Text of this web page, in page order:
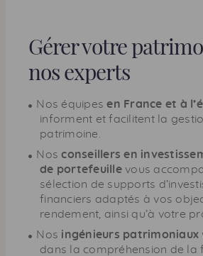
t
e
g
e
Gérer votre
nos experts
Nos équipesen France et à
informent et facilitent la
patrimoine.
Nosconseillers en
de portefeuillevous
sélection de supports
financiers adaptés à vos
rendement, ainsi qu’à votre
Nos ingénieurs patrimoniaux
dans la compréhension de la